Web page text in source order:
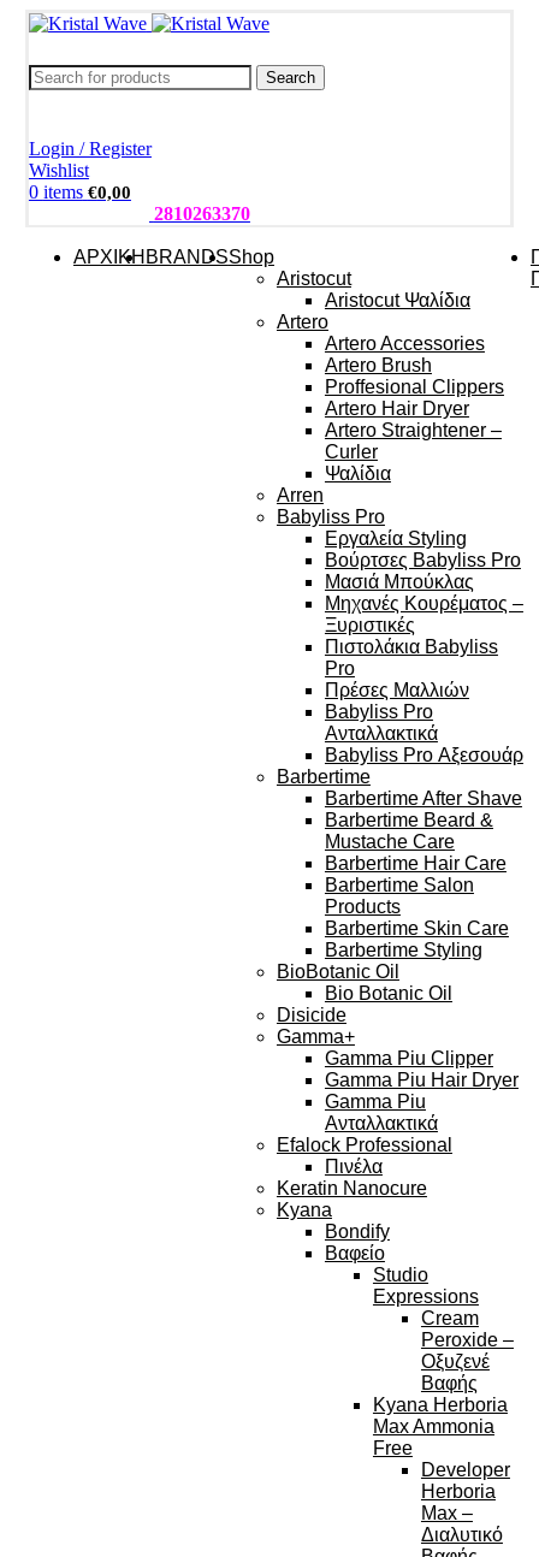
Search
Login / Register
Wishlist
0 items €0,00
2810263370
ΑΡΧΙΚΗ BRANDSShop
Aristocut
Aristocut Ψαλίδια
Artero
Artero Accessories
Artero Brush
Proffesional Clippers
Artero Hair Dryer
Artero Straightener –
Curler
Ψαλίδια
Arren
Babyliss Pro
Εργαλεία Styling
Βούρτσες Babyliss Pro
Μασιά Μπούκλας
Μηχανές Κουρέματος –
Ξυριστικές
Πιστολάκια Babyliss
Pro
Πρέσες Μαλλιών
Babyliss Pro
Ανταλλακτικά
Babyliss Pro Αξεσουάρ
Barbertime
Barbertime After Shave
Barbertime Beard &
Mustache Care
Barbertime Hair Care
Barbertime Salon
Products
Barbertime Skin Care
Barbertime Styling
BioBotanic Oil
Bio Botanic Oil
Disicide
Gamma+
Gamma Piu Clipper
Gamma Piu Hair Dryer
Gamma Piu
Ανταλλακτικά
Efalock Professional
Πινέλα
Keratin Nanocure
Kyana
Bondify
Βαφείο
Studio
Expressions
Cream
Peroxide –
Οξυζενέ
Βαφής
Kyana Herboria
Max Ammonia
Free
Developer
Herboria
Max –
Διαλυτικό